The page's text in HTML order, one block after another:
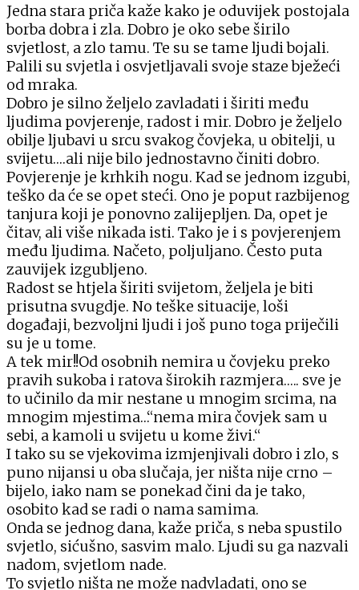
Jedna stara priča kaže kako je oduvijek postojala
borba dobra i zla. Dobro je oko sebe širilo
svjetlost, a zlo tamu. Te su se tame ljudi bojali.
Palili su svjetla i osvjetljavali svoje staze bježeći
od mraka.
Dobro je silno željelo zavladati i širiti među
ljudima povjerenje, radost i mir. Dobro je željelo
obilje ljubavi u srcu svakog čovjeka, u obitelji, u
svijetu….ali nije bilo jednostavno činiti dobro.
Povjerenje je krhkih nogu. Kad se jednom izgubi,
teško da će se opet steći. Ono je poput razbijenog
tanjura koji je ponovno zalijepljen. Da, opet je
čitav, ali više nikada isti. Tako je i s povjerenjem
među ljudima. Načeto, poljuljano. Često puta
zauvijek izgubljeno.
Radost se htjela širiti svijetom, željela je biti
prisutna svugdje. No teške situacije, loši
događaji, bezvoljni ljudi i još puno toga priječili
su je u tome.
A tek mir!!Od osobnih nemira u čovjeku preko
pravih sukoba i ratova širokih razmjera….. sve je
to učinilo da mir nestane u mnogim srcima, na
mnogim mjestima…“nema mira čovjek sam u
sebi, a kamoli u svijetu u kome živi.“
I tako su se vjekovima izmjenjivali dobro i zlo, s
puno nijansi u oba slučaja, jer ništa nije crno –
bijelo, iako nam se ponekad čini da je tako,
osobito kad se radi o nama samima.
Onda se jednog dana, kaže priča, s neba spustilo
svjetlo, sićušno, sasvim malo. Ljudi su ga nazvali
nadom, svjetlom nade.
To svjetlo ništa ne može nadvladati, ono se